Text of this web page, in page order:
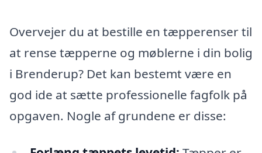
Overvejer du at bestille en tæpperenser til
at rense tæpperne og møblerne i din bolig
i Brenderup? Det kan bestemt være en
god ide at sætte professionelle fagfolk på
opgaven. Nogle af grundene er disse: